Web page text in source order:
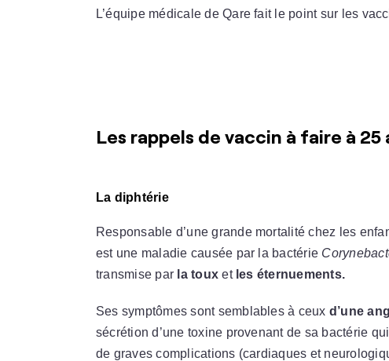
L’équipe médicale de Qare fait le point sur les
Les rappels de vaccin à faire à 25
La diphtérie
Responsable d’une grande mortalité chez les
est une maladie causée par la bactérie
transmise par la toux et les éternuements.
Ses symptômes sont semblables à ceux d’une
sécrétion d’une toxine provenant de sa bactérie
de graves complications (cardiaques et